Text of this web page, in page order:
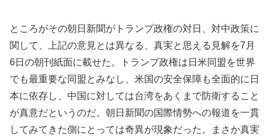
ところがその朝日新聞がトランプ政権の対日、対中政策に
関して、上記の意見とは異なる、真実と思える見解を7月
6日の朝刊紙面に載せた。トランプ政権は日米同盟を世界
でも最重要な同盟とみなし、米国の安全保障も全面的に日
本に依存し、中国に対しては台湾をあくまで防衛すること
が真意だというのだ。朝日新聞の国際情勢への報道を一貫
してみてきた側にとっては奇異が現象だった。まさか真実